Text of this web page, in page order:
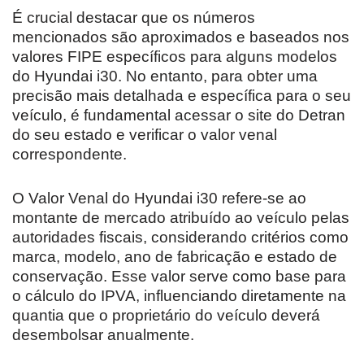
É crucial destacar que os números
mencionados são aproximados e baseados nos
valores FIPE específicos para alguns modelos
do Hyundai i30. No entanto, para obter uma
precisão mais detalhada e específica para o seu
veículo, é fundamental acessar o site do Detran
do seu estado e verificar o valor venal
correspondente.
O Valor Venal do Hyundai i30 refere-se ao
montante de mercado atribuído ao veículo pelas
autoridades fiscais, considerando critérios como
marca, modelo, ano de fabricação e estado de
conservação. Esse valor serve como base para
o cálculo do IPVA, influenciando diretamente na
quantia que o proprietário do veículo deverá
desembolsar anualmente.